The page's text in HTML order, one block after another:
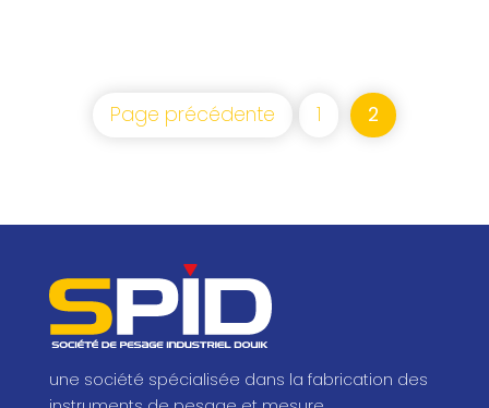
Page précédente 1 2
une société spécialisée dans la fabrication des